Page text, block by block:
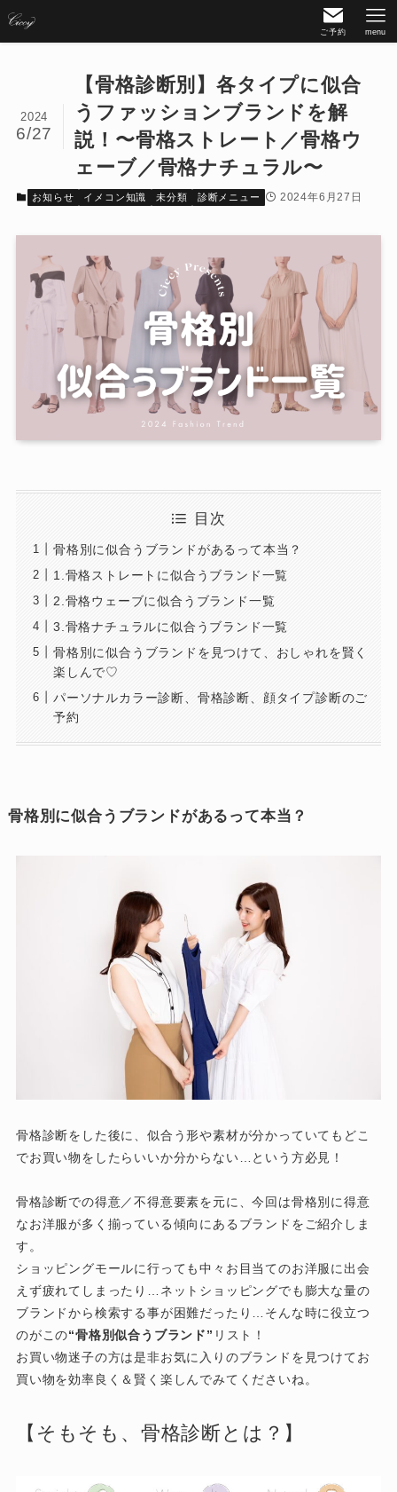
ご予約 menu
【骨格診断別】各タイプに似合
うファッションブランドを解
説！〜骨格ストレート／骨格ウ
ェーブ／骨格ナチュラル〜
2024
6/27
お知らせ イメコン知識 未分類 診断メニュー 2024年6月27日
目次
骨格別に似合うブランドがあるって本当？
1.骨格ストレートに似合うブランド一覧
2.骨格ウェーブに似合うブランド一覧
3.骨格ナチュラルに似合うブランド一覧
骨格別に似合うブランドを見つけて、おしゃれを賢く
楽しんで♡
パーソナルカラー診断、骨格診断、顔タイプ診断のご
予約
骨格別に似合うブランドがあるって本当？
骨格診断をした後に、似合う形や素材が分かっていてもどこ
でお買い物をしたらいいか分からない…という方必見！
骨格診断での得意／不得意要素を元に、今回は骨格別に得意
なお洋服が多く揃っている傾向にあるブランドをご紹介しま
す。
ショッピングモールに行っても中々お目当てのお洋服に出会
えず疲れてしまったり…ネットショッピングでも膨大な量の
ブランドから検索する事が困難だったり…そんな時に役立つ
のがこの“骨格別似合うブランド” リスト！
お買い物迷子の方は是非お気に入りのブランドを見つけてお
買い物を効率良く＆賢く楽しんでみてくださいね。
【そもそも、骨格診断とは？】